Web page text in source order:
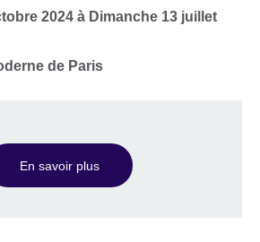
2024 à Dimanche 13 juillet
de Paris
En savoir plus